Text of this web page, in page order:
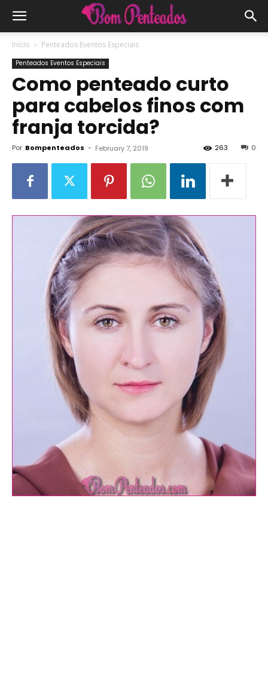
Início Penteados Eventos Especiais
Penteados Eventos Especiais
Como penteado curto
para cabelos finos com
franja torcida?
Por Bompenteados - February 7, 2019 0
263